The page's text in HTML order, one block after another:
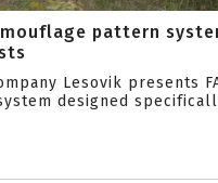
pattern
Lesovik presents
designed